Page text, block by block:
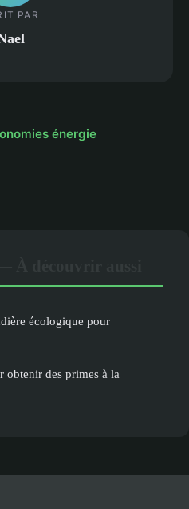
PAR
énergie
écologique pour
obtenir des primes à la